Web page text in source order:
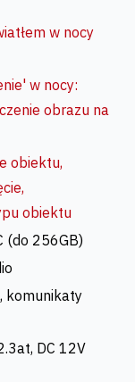
w nocy
w nocy:
obrazu na
obiektu,
obiektu
(do 256GB)
komunikaty
DC 12V